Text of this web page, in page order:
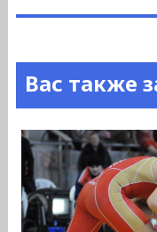
Вас также